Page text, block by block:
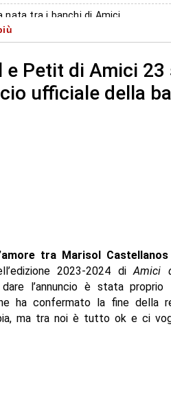
nata tra i banchi di Amici
serena
e Petit di Amici
ufficiale della
tra Marisol
2023-2024 diAmici
dare l’annuncio è stata
ha confermato la fine della
ma tra noi è tutto ok e ci